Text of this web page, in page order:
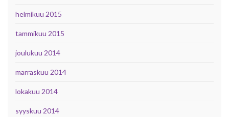
helmikuu 2015
tammikuu 2015
joulukuu 2014
marraskuu 2014
lokakuu 2014
syyskuu 2014